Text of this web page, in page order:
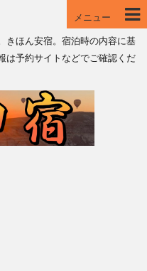
メニュー
きほん安宿。宿泊時の内容に基
は予約サイトなどでご確認くだ